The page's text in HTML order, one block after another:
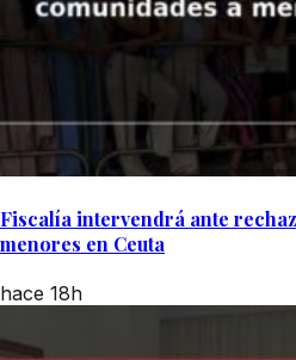
Fiscalía intervendrá ante
menores en Ceuta
hace 18h